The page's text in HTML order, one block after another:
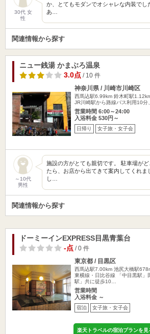
30代 女
性
か、とてもモダンでオシャレな内装でし
あ…
関連情報から探す
ニュー銭湯 かまぶろ温泉
3.0点/ 10 件
神奈川県 / 川崎市川崎区
西馬込駅6.99km 鈴木町駅
JR川崎駅から路線バス利用10分
営業時間 6:00～24:00
入浴料金 530円～
日帰り 女子旅・女子会
～10代
男性
施設の方がとても親切です。 駐車場が
たら、お店から出てきて案内してくれま
し…
関連情報から探す
ドーミーインEXPRESS目黒青葉台
-点/ 0 件
東京都 / 目黒区
西馬込駅7.00km 池尻大橋駅
東横線・日比谷線 「中目黒駅」
駅」共に徒歩10…
営業時間
入浴料金 ～
宿泊 女子旅・女子会
楽天トラベルの宿泊プランを見